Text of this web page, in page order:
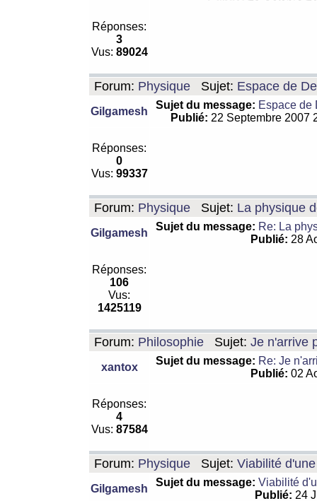
Réponses:
3
Vus: 89024
Forum: Physique Sujet: Espace de
Gilgamesh
Sujet du message: Espace de
Publié: 22 Septembre 2007
Réponses:
0
Vus: 99337
Forum: Physique Sujet: La physique
Gilgamesh
Sujet du message: Re: La
Publié: 28
Réponses:
106
Vus:
1425119
Forum: Philosophie Sujet: Je n'arrive
xantox
Sujet du message: Re: Je
Publié: 02
Réponses:
4
Vus: 87584
Forum: Physique Sujet: Viabilité
Gilgamesh
Sujet du message: Viabilité
Publié: 24